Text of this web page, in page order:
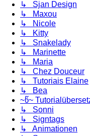
↳ Sjan Design
↳ Maxou
↳ Nicole
↳ Kitty
↳ Snakelady
↳ Marinette
↳ Maria
↳ Chez Douceur
↳ Tutoriais Elaine
↳ Bea
~წ~
↳ Sonni
↳ Signtags
↳ Animationen